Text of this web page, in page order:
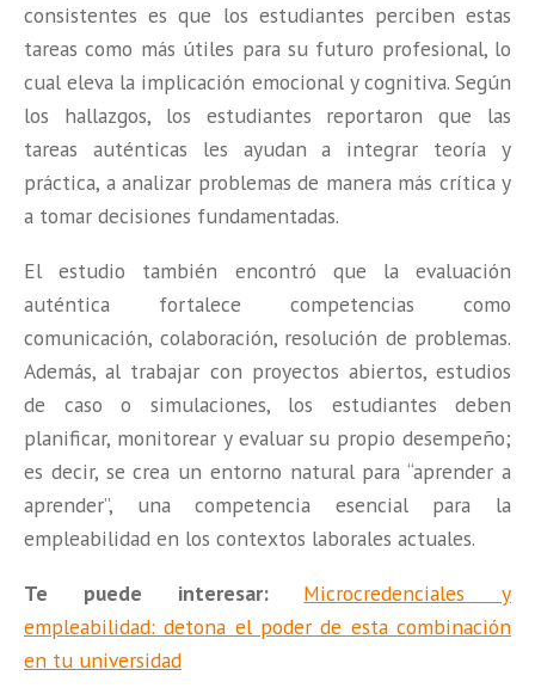
consistentes es que los estudiantes perciben estas
tareas como más útiles para su futuro profesional, lo
cual eleva la implicación emocional y cognitiva. Según
los hallazgos, los estudiantes reportaron que las
tareas auténticas les ayudan a integrar teoría y
práctica, a analizar problemas de manera más crítica y
a tomar decisiones fundamentadas.
El estudio también encontró que la evaluación
auténtica fortalece competencias como
comunicación, colaboración, resolución de problemas.
Además, al trabajar con proyectos abiertos, estudios
de caso o simulaciones, los estudiantes deben
planificar, monitorear y evaluar su propio desempeño;
es decir, se crea un entorno natural para “aprender a
aprender”, una competencia esencial para la
empleabilidad en los contextos laborales actuales.
Te puede interesar:
Microcredenciales y
empleabilidad: detona el poder de esta combinación
en tu universidad